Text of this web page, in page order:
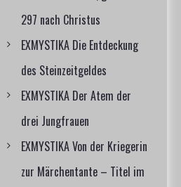
297 nach Christus
EXMYSTIKA Die Entdeckung
des Steinzeitgeldes
EXMYSTIKA Der Atem der
drei Jungfrauen
EXMYSTIKA Von der Kriegerin
zur Märchentante – Titel im